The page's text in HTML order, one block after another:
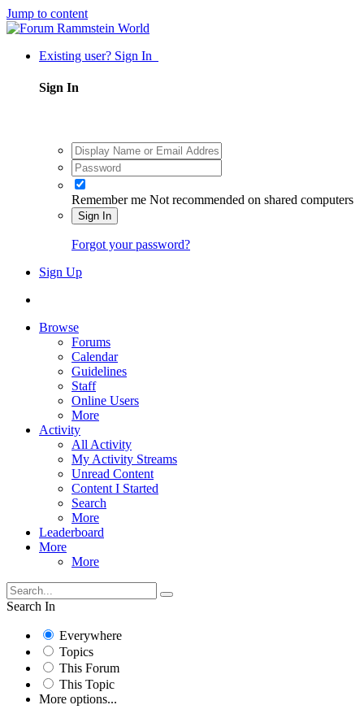
Jump to content
Existing user? Sign In
Sign In
Remember me Not recommended on shared computers
Sign In
Forgot your password?
Sign Up
Browse
Forums
Calendar
Guidelines
Staff
Online Users
More
Activity
All Activity
My Activity Streams
Unread Content
Content I Started
Search
More
Leaderboard
More
More
Search In
Everywhere
Topics
This Forum
This Topic
More options...